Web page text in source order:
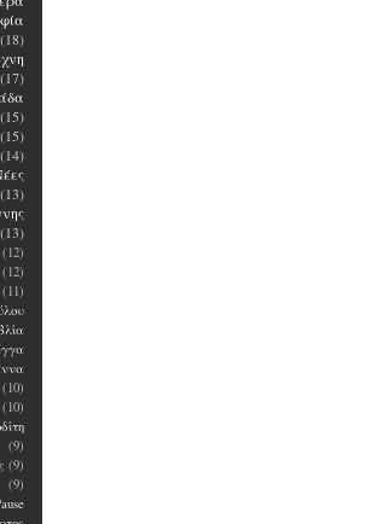
(18)
(17)
(15)
(15)
(14)
(13)
(13)
(12)
(12)
(11)
(10)
(10)
(9)
(9)
(9)